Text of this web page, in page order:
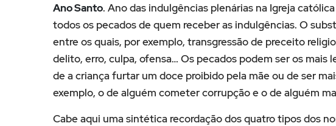
Ano Santo. Ano das indulgências plenárias na Igreja
todos os pecados de quem receber as indulgências. O
entre os quais, por exemplo, transgressão de preceito
delito, erro, culpa, ofensa… Os pecados podem ser os mais
de a criança furtar um doce proibido pela mãe ou de ser
exemplo, o de alguém cometer corrupção e o de alguém
Cabe aqui uma sintética recordação dos quatro tipos dos